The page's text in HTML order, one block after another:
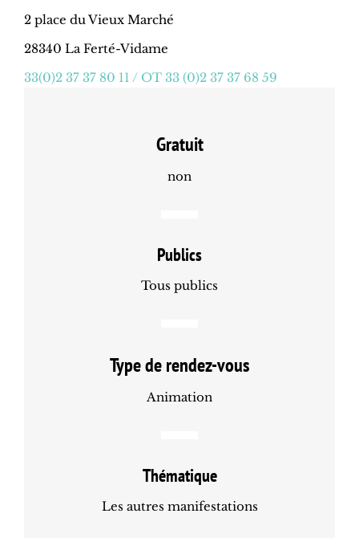
2 place du Vieux Marché
28340 La Ferté-Vidame
33(0)2 37 37 80 11 / OT 33 (0)2 37 37 68 59
Gratuit
non
Publics
Tous publics
Type de rendez-vous
Animation
Thématique
Les autres manifestations